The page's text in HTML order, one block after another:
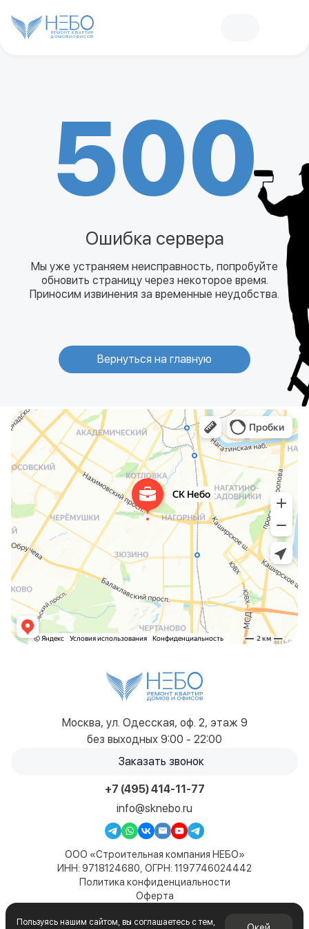
РЕМОНТ КВАРТИР
ДОМОВИОФИСОВ
500
Ошибка сервера
Мы уже устраняем неисправность, попробуйте
обновить страницу через некоторое время.
Приносим извинения за временные неудобства.
Вернуться на главную
Москва, ул. Одесская, оф. 2, этаж 9
без выходных 9:00 - 22:00
Заказать звонок
+7 (495) 414-11-77
info@sknebo.ru
ООО «Строительная компания НЕБО»
ИНН: 9718124680, ОГРН: 1197746024442
Политика конфиденциальности
Оферта
© 2019-2026. Все права защищены. Сайт не является
Пользуясь нашим сайтом, вы соглашаетесь с тем,